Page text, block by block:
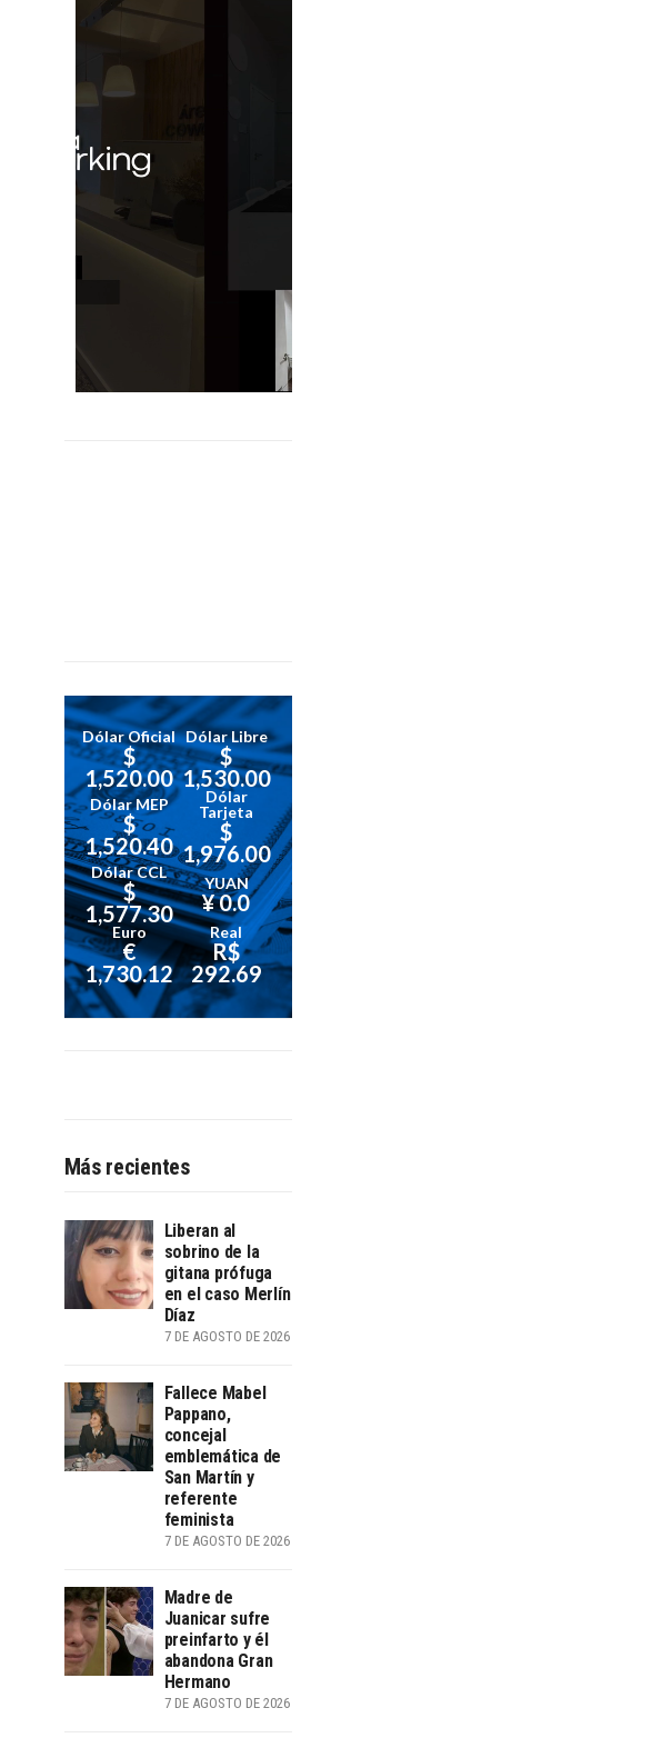
Dólar Oficial
$
1,520.00
Dólar Libre
$
1,530.00
Dólar MEP
$
1,520.40
Dólar
Tarjeta
$
1,976.00
Dólar CCL
$
1,577.30
YUAN
¥ 0.0
Euro
€
1,730.12
Real
R$
292.69
Más recientes
Liberan al
sobrino de la
gitana prófuga
en el caso Merlín
Díaz
7 DE AGOSTO DE 2026
Fallece Mabel
Pappano,
concejal
emblemática de
San Martín y
referente
feminista
7 DE AGOSTO DE 2026
Madre de
Juanicar sufre
preinfarto y él
abandona Gran
Hermano
7 DE AGOSTO DE 2026